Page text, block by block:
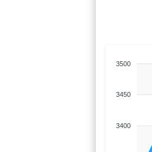
3500
3450
3400